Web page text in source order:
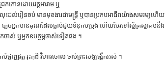
ក​កោន​ដោយ​វត្ត​អារាម ឬ​
ដល់​រៀន​ចប់ មាន​មុខងារ​ជា​មន្ត្រី ឬ​បាន​ប្រកប​អាជីព​យ៉ាង​សមរម្យ​ហើយ
ត ភ្លេច​អ្នក​មាន​គុណ​ដែល​ធ្លាប់​ជួយ​ទំនុក​បម្រុង ហើយ​បែរ​ទៅ​ស្ម័គ្រ​ស្មាគម​នឹង​
ក​ចាស់ ឬ​អ្នក​ឧបត្ថម្ភ​ចាស់​ទៀត​ផង ។
បំផ្លាញ​វត្ត រុះ​កុដិ វិហារ​ចោល ចាប់​ព្រះសង្ឃ​ផ្សឹក​អស់ ។